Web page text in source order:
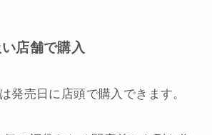
店舗で購入
発売日に店頭で購入できます。